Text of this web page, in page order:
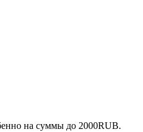
на суммы до 2000RUB.